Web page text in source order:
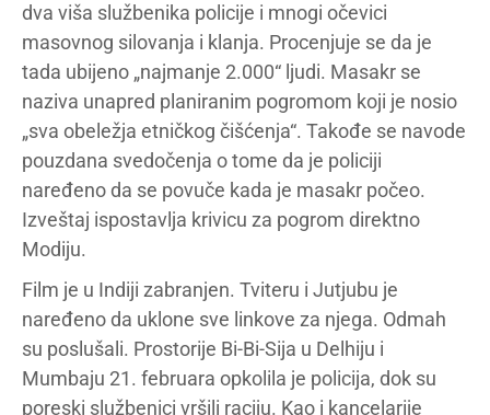
dva viša službenika policije i mnogi očevici
masovnog silovanja i klanja. Procenjuje se da je
tada ubijeno „najmanje 2.000“ ljudi. Masakr se
naziva unapred planiranim pogromom koji je nosio
„sva obeležja etničkog čišćenja“. Takođe se navode
pouzdana svedočenja o tome da je policiji
naređeno da se povuče kada je masakr počeo.
Izveštaj ispostavlja krivicu za pogrom direktno
Modiju.
Film je u Indiji zabranjen. Tviteru i Jutjubu je
naređeno da uklone sve linkove za njega. Odmah
su poslušali. Prostorije Bi-Bi-Sija u Delhiju i
Mumbaju 21. februara opkolila je policija, dok su
poreski službenici vršili raciju. Kao i kancelarije